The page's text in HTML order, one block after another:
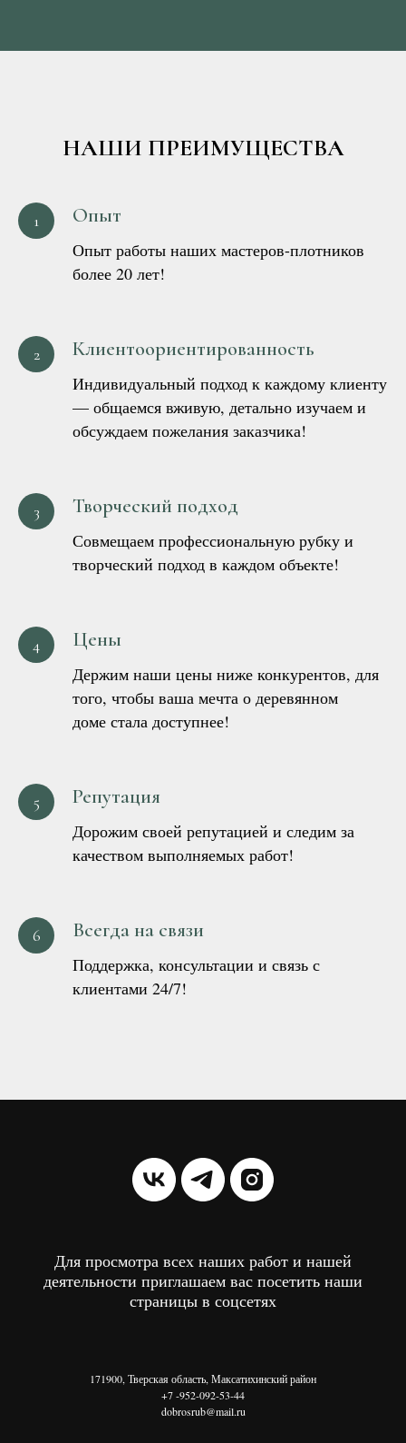
НАШИ ПРЕИМУЩЕСТВА
Опыт
Опыт работы наших мастеров-плотников
более 20 лет!
Клиентоориентированность
Индивидуальный подход к каждому клиенту
— общаемся вживую, детально изучаем и
обсуждаем пожелания заказчика!
Творческий подход
Совмещаем профессиональную рубку и
творческий подход в каждом объекте!
Цены
Держим наши цены ниже конкурентов, для
того, чтобы ваша мечта о деревянном
доме стала доступнее!
Репутация
Дорожим своей репутацией и следим за
качеством выполняемых работ!
Всегда на связи
Поддержка, консультации и связь с
клиентами 24/7!
Для просмотра всех наших работ и нашей
деятельности приглашаем вас посетить наши
страницы в соцсетях
171900, Тверская область, Максатихинский район
+7 -952-092-53-44
dobrosrub@mail.ru